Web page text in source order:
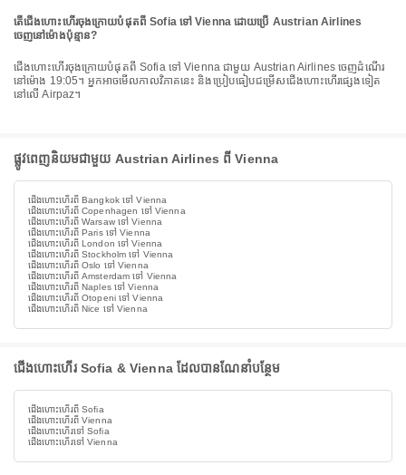
តើជើងហោះហើរចុងក្រោយបំផុតពី Sofia ទៅ Vienna ដោយប្រើ Austrian Airlines
ចេញនៅម៉ោងប៉ុន្មាន?
ជើងហោះហើរចុងក្រោយបំផុតពី Sofia ទៅ Vienna ជាមួយ Austrian Airlines ចេញដំណើរ
នៅម៉ោង 19:05។ អ្នកអាចមើលកាលវិភាគនេះ និងប្រៀបធៀបជម្រើសជើងហោះហើរផ្សេងទៀត
នៅលើ Airpaz។
ផ្លូវពេញនិយមជាមួយ Austrian Airlines ពី Vienna
ជើងហោះហើរពី Bangkok ទៅ Vienna
ជើងហោះហើរពី Copenhagen ទៅ Vienna
ជើងហោះហើរពី Warsaw ទៅ Vienna
ជើងហោះហើរពី Paris ទៅ Vienna
ជើងហោះហើរពី London ទៅ Vienna
ជើងហោះហើរពី Stockholm ទៅ Vienna
ជើងហោះហើរពី Oslo ទៅ Vienna
ជើងហោះហើរពី Amsterdam ទៅ Vienna
ជើងហោះហើរពី Naples ទៅ Vienna
ជើងហោះហើរពី Otopeni ទៅ Vienna
ជើងហោះហើរពី Nice ទៅ Vienna
ជើងហោះហើរ Sofia & Vienna ដែលបានណែនាំបន្ថែម
ជើងហោះហើរពី Sofia
ជើងហោះហើរពី Vienna
ជើងហោះហើរទៅ Sofia
ជើងហោះហើរទៅ Vienna